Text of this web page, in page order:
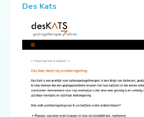
Des Kats